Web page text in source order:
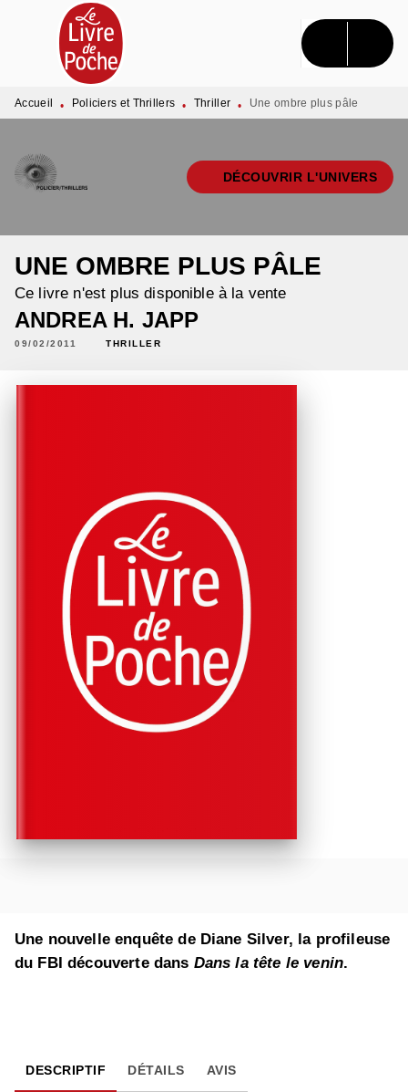
MENU RECHERCHE CONTENU
PIED DE PAGE
Accueil • Policiers et Thrillers • Thriller • Une ombre plus pâle
DÉCOUVRIR L'UNIVERS
UNE OMBRE PLUS PÂLE
Ce livre n'est plus disponible à la vente
ANDREA H. JAPP
09/02/2011 THRILLER
Une nouvelle enquête de Diane Silver, la profileuse
du FBI découverte dans Dans la tête le venin.
DESCRIPTIF DÉTAILS AVIS